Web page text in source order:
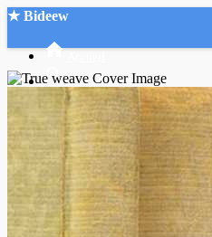
★ Bideew
Recherche Avancée